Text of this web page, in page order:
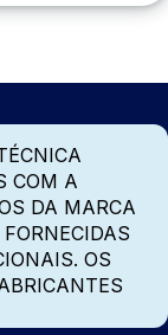
COM A
DA MARCA
OS